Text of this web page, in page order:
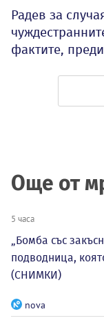
Радев за
фактите,
Още от
5 часа
„Бомба със
подводница,
(СНИМКИ)
nova